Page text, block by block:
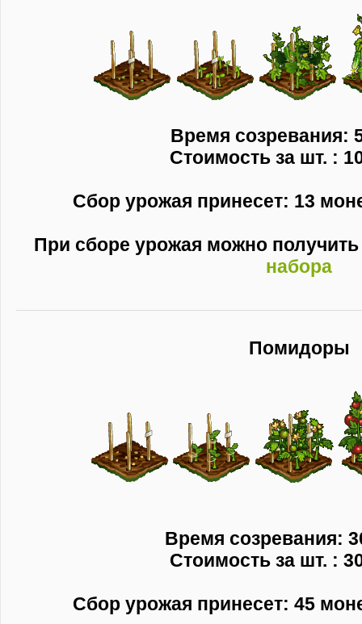
Время созревания:
Стоимость за шт. :
Сбор урожая принесет: 13
При сборе урожая можно
набора
Помидоры
Время созревания:
Стоимость за шт. :
Сбор урожая принесет: 45